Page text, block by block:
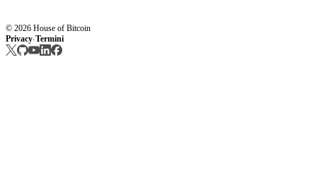
© 2026 House of Bitcoin
Privacy·Termini